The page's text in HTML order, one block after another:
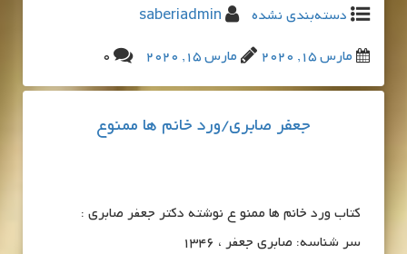
دسته‌بندی نشده
saberiadmin
مارس 15, 2020
مارس 15, 2020 0
جعفر صابری/ورد خانم ها ممنوع
کتاب ورد خانم ها ممنو ع نوشته دکتر جعفر صابری :
سر شناسه: صابری جعفر ، 1346